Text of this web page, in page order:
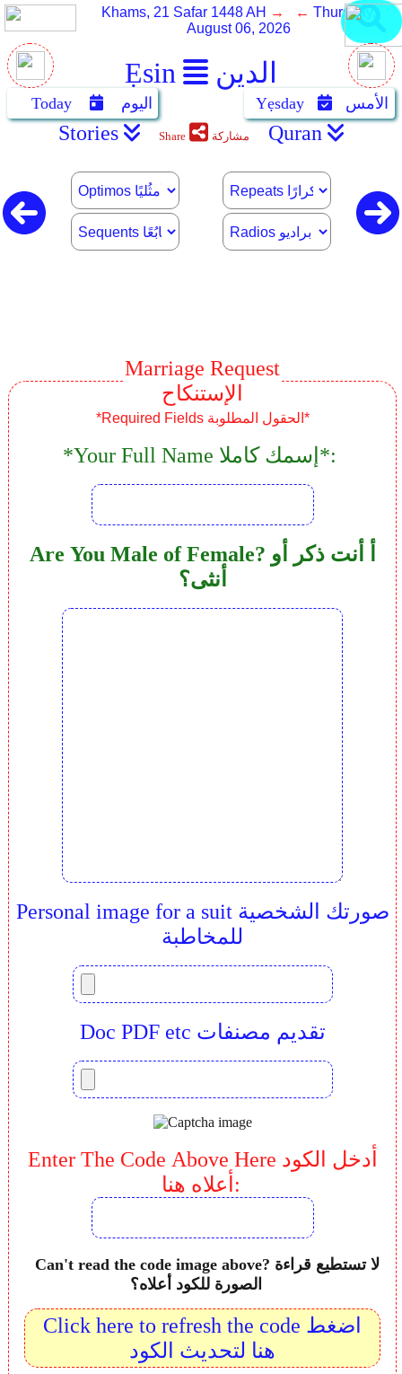
Ẹsin الدين
Khams, 21 Safar 1448 AH → ← Thursday,
August 06, 2026
Today اليوم Yẹsday الأمس
Stories Share مشاركة Quran
Marriage Request
الإستنكاح
*Required Fields الحقول المطلوبة*
*Your Full Name إسمك كاملا*:
Are You Male of Female? أ أنت ذكر أو
أنثى؟
Personal image for a suit صورتك الشخصية
للمخاطبة
Doc PDF etc تقديم مصنفات
Enter The Code Above Here أدخل الكود
أعلاه هنا:
Can't read the code image above? لا تستطيع قراءة
Click here to refresh the code اضغط
هنا لتحديث الكود